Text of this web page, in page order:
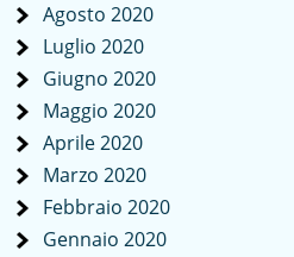
Agosto 2020
Luglio 2020
Giugno 2020
Maggio 2020
Aprile 2020
Marzo 2020
Febbraio 2020
Gennaio 2020